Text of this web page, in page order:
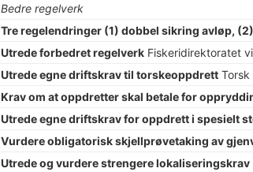
Bedre regelverk
Tre regelendringer (1) dobbel sikring avløp,
Utrede forbedret regelverk Fiskeridirektoratet
Utrede egne driftskrav til torskeoppdrett
Krav om at oppdretter skal betale for
Utrede egne driftskrav for oppdrett i spesielt
Vurdere obligatorisk skjellprøvetaking av
Utrede og vurdere strengere lokaliseringskrav